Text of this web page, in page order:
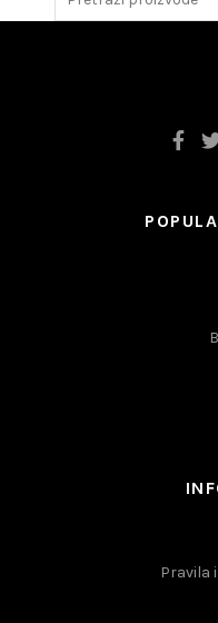
Pravila